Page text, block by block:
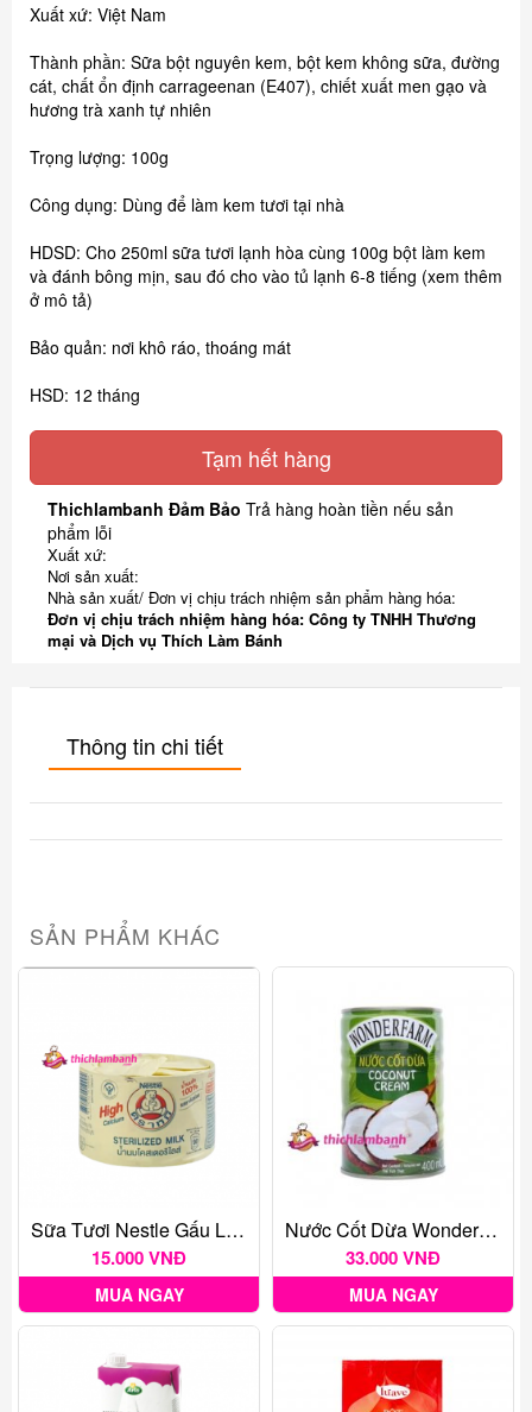
Xuất xứ: Việt Nam
Thành phần: Sữa bột nguyên kem, bột kem không sữa, đường
cát, chất ổn định carrageenan (E407), chiết xuất men gạo và
hương trà xanh tự nhiên
Trọng lượng: 100g
Công dụng: Dùng để làm kem tươi tại nhà
HDSD: Cho 250ml sữa tươi lạnh hòa cùng 100g bột làm kem
và đánh bông mịn, sau đó cho vào tủ lạnh 6-8 tiếng (xem thêm
ở mô tả)
Bảo quản: nơi khô ráo, thoáng mát
HSD: 12 tháng
Tạm hết hàng
Thichlambanh Đảm Bảo Trả hàng hoàn tiền nếu sản
phẩm lỗi
Xuất xứ:
Nơi sản xuất:
Nhà sản xuất/ Đơn vị chịu trách nhiệm sản phẩm hàng hóa:
Đơn vị chịu trách nhiệm hàng hóa: Công ty TNHH Thương
mại và Dịch vụ Thích Làm Bánh
Thông tin chi tiết
SẢN PHẨM KHÁC
Sữa Tươi Nestle Gấu Lon Thái Lan (140ml)
15.000 VNĐ
MUA NGAY
Nước Cốt Dừa Wonderfarm 400ml
33.000 VNĐ
MUA NGAY